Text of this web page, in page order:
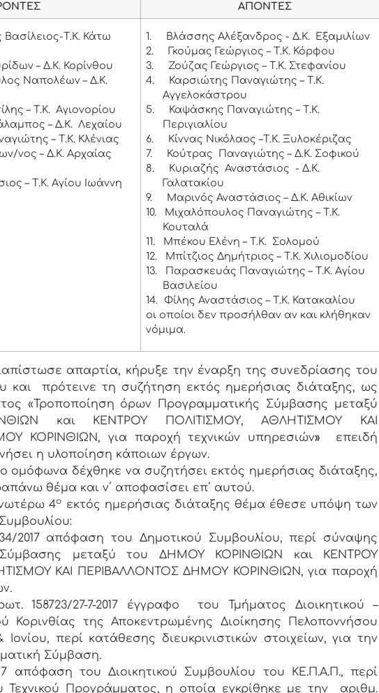
ΑΠΟΝΤΕΣ
Τ.Κ. Κάτω
– Δ.Κ. Κορίνθου
Ναπολέων – Δ.Κ.
– Τ.Κ. Αγιονορίου
– Δ.Κ. Λεχαίου
– Τ.Κ. Κλένιας
νος – Δ.Κ. Αρχαίας
– Τ.Κ. Αγίου Ιωάννη
1.
Βλάσσης Αλέξανδρος - Δ.Κ. Εξαμιλίων
2.
Γκούμας Γεώργιος – Τ.Κ. Κόρφου
3.
Ζούζας Γεώργιος – Τ.Κ. Στεφανίου
4.
Καρσιώτης Παναγιώτης – Τ.Κ.
Αγγελοκάστρου
5.
Καψάσκης Παναγιώτης – Τ.Κ.
Περιγιαλίου
6.
Κίννας Νικόλαος –Τ.Κ. Ξυλοκέριζας
7.
Κούτρας Παναγιώτης – Δ.Κ. Σοφικού
8.
Κυριαζής Αναστάσιος - Δ.Κ.
Γαλατακίου
9.
Μαρινός Αναστάσιος – Δ.Κ. Αθικίων
10.
Μιχαλόπουλος Παναγιώτης – Τ.Κ.
Κουταλά
11.
Μπέκου Ελένη – Τ.Κ. Σολομού
12.
Μπίτζιος Δημήτριος – Τ.Κ. Χιλιομοδίου
13.
Παρασκευάς Παναγιώτης – Τ.Κ. Αγίου
Βασιλείου
14.
Φίλης Αναστάσιος – Τ.Κ. Κατακαλίου
οι οποίοι δεν προσήλθαν αν και κλήθηκαν
νόμιμα.
απαρτία, κήρυξε την έναρξη της συνεδρίασης του
και πρότεινε τη συζήτηση εκτός ημερήσιας διάταξης, ως
«Τροποποίηση όρων Προγραμματικής Σύμβασης μεταξύ
και ΚΕΝΤΡΟΥ ΠΟΛΙΤΙΣΜΟΥ, ΑΘΛΗΤΙΣΜΟΥ ΚΑΙ
ΚΟΡΙΝΘΙΩΝ, για παροχή τεχνικών υπηρεσιών» επειδή
η υλοποίηση κάποιων έργων.
ομόφωνα δέχθηκε να συζητήσει εκτός ημερήσιας διάταξης,
θέμα και ν΄ αποφασίσει επ΄ αυτού.
4ο εκτός ημερήσιας διάταξης θέμα έθεσε υπόψη των
2017 απόφαση του Δημοτικού Συμβουλίου, περί σύναψης
Σύμβασης μεταξύ του ΔΗΜΟΥ ΚΟΡΙΝΘΙΩΝ και ΚΕΝΤΡΟΥ
ΚΑΙ ΠΕΡΙΒΑΛΛΟΝΤΟΣ ΔΗΜΟΥ ΚΟΡΙΝΘΙΩΝ, για παροχή
158723/27-7-2017 έγγραφο του Τμήματος Διοικητικού –
Κορινθίας της Αποκεντρωμένης Διοίκησης Πελοποννήσου
περί κατάθεσης διευκρινιστικών στοιχείων, για την
Σύμβαση.
απόφαση του Διοικητικού Συμβουλίου του ΚΕ.Π.Α.Π., περί
Τεχνικού Προγράμματος, η οποία εγκρίθηκε με την αριθμ.